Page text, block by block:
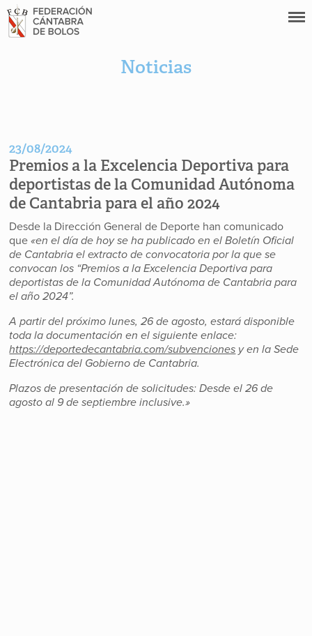
Noticias
23/08/2024
Premios a la Excelencia Deportiva para
deportistas de la Comunidad Autónoma
de Cantabria para el año 2024
Desde la Dirección General de Deporte han comunicado
que«en el día de hoy se ha publicado en el Boletín Oficial
de Cantabria el extracto de convocatoria por la que se
convocan los “Premios a la Excelencia Deportiva para
deportistas de la Comunidad Autónoma de Cantabria para
el año 2024”.
A partir del próximo lunes, 26 de agosto, estará disponible
toda la documentación en el siguiente enlace:
https://deportedecantabria.com/subvenciones y en la Sede
Electrónica del Gobierno de Cantabria.
Plazos de presentación de solicitudes: Desde el 26 de
agosto al 9 de septiembre inclusive.»